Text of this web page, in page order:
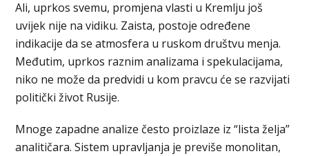
Ali, uprkos svemu, promjena vlasti u Kremlju još
uvijek nije na vidiku. Zaista, postoje određene
indikacije da se atmosfera u ruskom društvu menja.
Međutim, uprkos raznim analizama i spekulacijama,
niko ne može da predvidi u kom pravcu će se razvijati
politički život Rusije.
Mnoge zapadne analize često proizlaze iz “lista želja”
analitičara. Sistem upravljanja je previše monolitan,